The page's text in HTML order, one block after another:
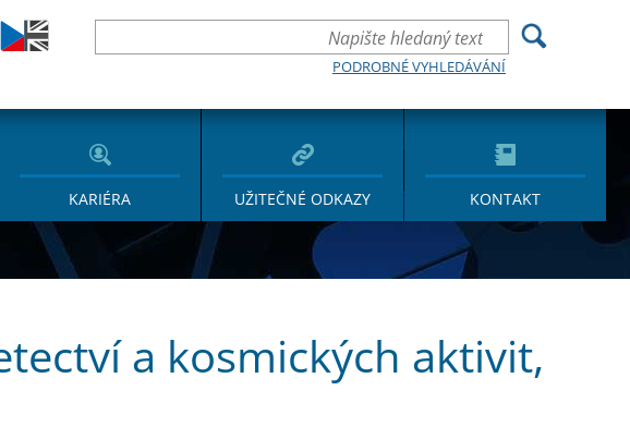
PODROBNÉ VYHLEDÁVÁNÍ
KARIÉRA UŽITEČNÉ ODKAZY KONTAKT
a kosmických aktivit,